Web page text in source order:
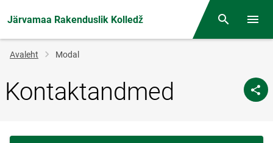
Järvamaa Rakenduslik Kolledž Otsing
Jälglink
Avaleht Modal
Kontaktandmed